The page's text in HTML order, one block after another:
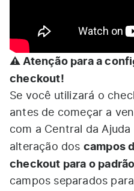
⚠️ Atenção para a
checkout!
Se você utilizará o
antes de começar a
com a Central da
alteração dos campos
checkout para o
campos separados